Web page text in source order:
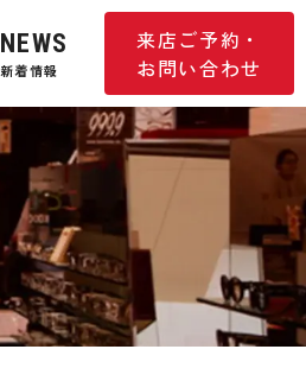
来店ご予約・
お問い合わせ
NEWS
新着情報